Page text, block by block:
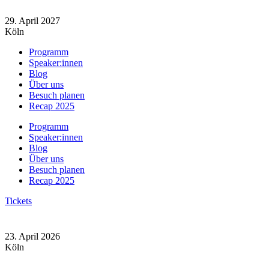
Inhalt
springen
29. April 2027
Köln
Programm
Speaker:innen
Blog
Über uns
Besuch planen
Recap 2025
Programm
Speaker:innen
Blog
Über uns
Besuch planen
Recap 2025
Tickets
23. April 2026
Köln